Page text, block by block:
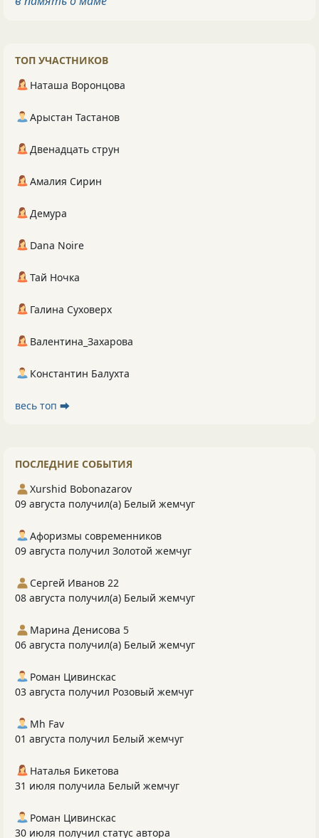
ТОП УЧАСТНИКОВ
Наташа Воронцова
Арыстан Тастанов
Двенадцать струн
Амалия Сирин
Демура
Dana Noire
Тай Ночка
Галина Суховерх
Валентина_Захарова
Константин Балухта
весь топ ⮕
ПОСЛЕДНИЕ СОБЫТИЯ
Xurshid Bobonazarov
09 августа получил(а) Белый жемчуг
Афоризмы современников
09 августа получил Золотой жемчуг
Сергей Иванов 22
08 августа получил(а) Белый жемчуг
Марина Денисова 5
06 августа получил(а) Белый жемчуг
Роман Цивинскас
03 августа получил Розовый жемчуг
Mh Fav
01 августа получил Белый жемчуг
Наталья Бикетова
31 июля получила Белый жемчуг
Роман Цивинскас
30 июля получил статус автора